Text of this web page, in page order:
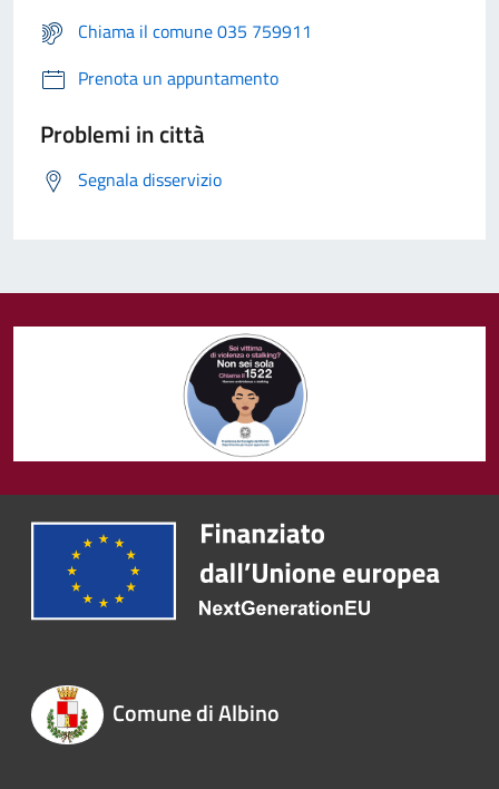
Chiama il comune 035 759911
Prenota un appuntamento
Problemi in città
Segnala disservizio
Comune di Albino